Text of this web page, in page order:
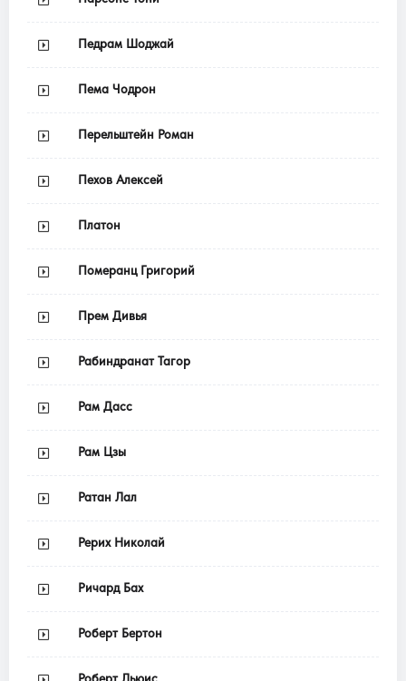
Педрам Шоджай
Пема Чодрон
Перельштейн Роман
Пехов Алексей
Платон
Померанц Григорий
Прем Дивья
Рабиндранат Тагор
Рам Дасс
Рам Цзы
Ратан Лал
Рерих Николай
Ричард Бах
Роберт Бертон